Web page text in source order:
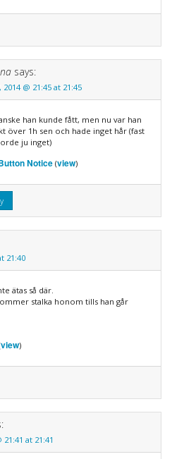
says:
2014 @ 21:45 at 21:45
han kunde fått, men nu var han
över 1h sen och hade inget hår (fast
ju inget)
Notice(view)
21:40
ätas så där.
stalka honom tills han går
view)
21:41 at 21:41